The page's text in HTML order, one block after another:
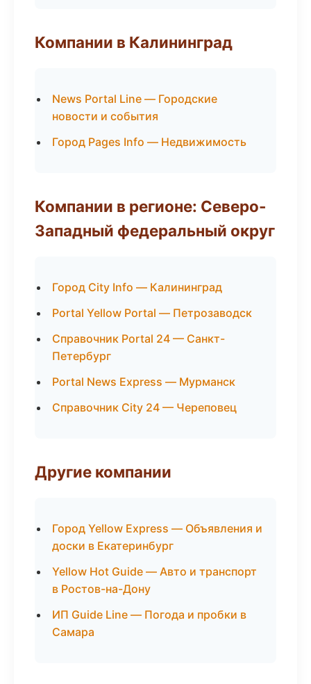
Компании в Калининград
News Portal Line — Городские
новости и события
Город Pages Info — Недвижимость
Компании в регионе: Северо-
Западный федеральный округ
Город City Info — Калининград
Portal Yellow Portal — Петрозаводск
Справочник Portal 24 — Санкт-
Петербург
Portal News Express — Мурманск
Справочник City 24 — Череповец
Другие компании
Город Yellow Express — Объявления и
доски в Екатеринбург
Yellow Hot Guide — Авто и транспорт
в Ростов-на-Дону
ИП Guide Line — Погода и пробки в
Самара